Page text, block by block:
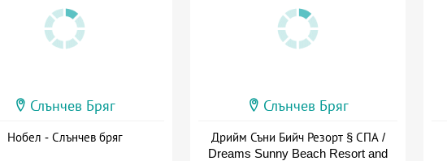
Слънчев Бряг
Нобел - Слънчев бряг
Слънчев Бряг
Дрийм Съни Бийч Резорт § СПА /
Dreams Sunny Beach Resort and